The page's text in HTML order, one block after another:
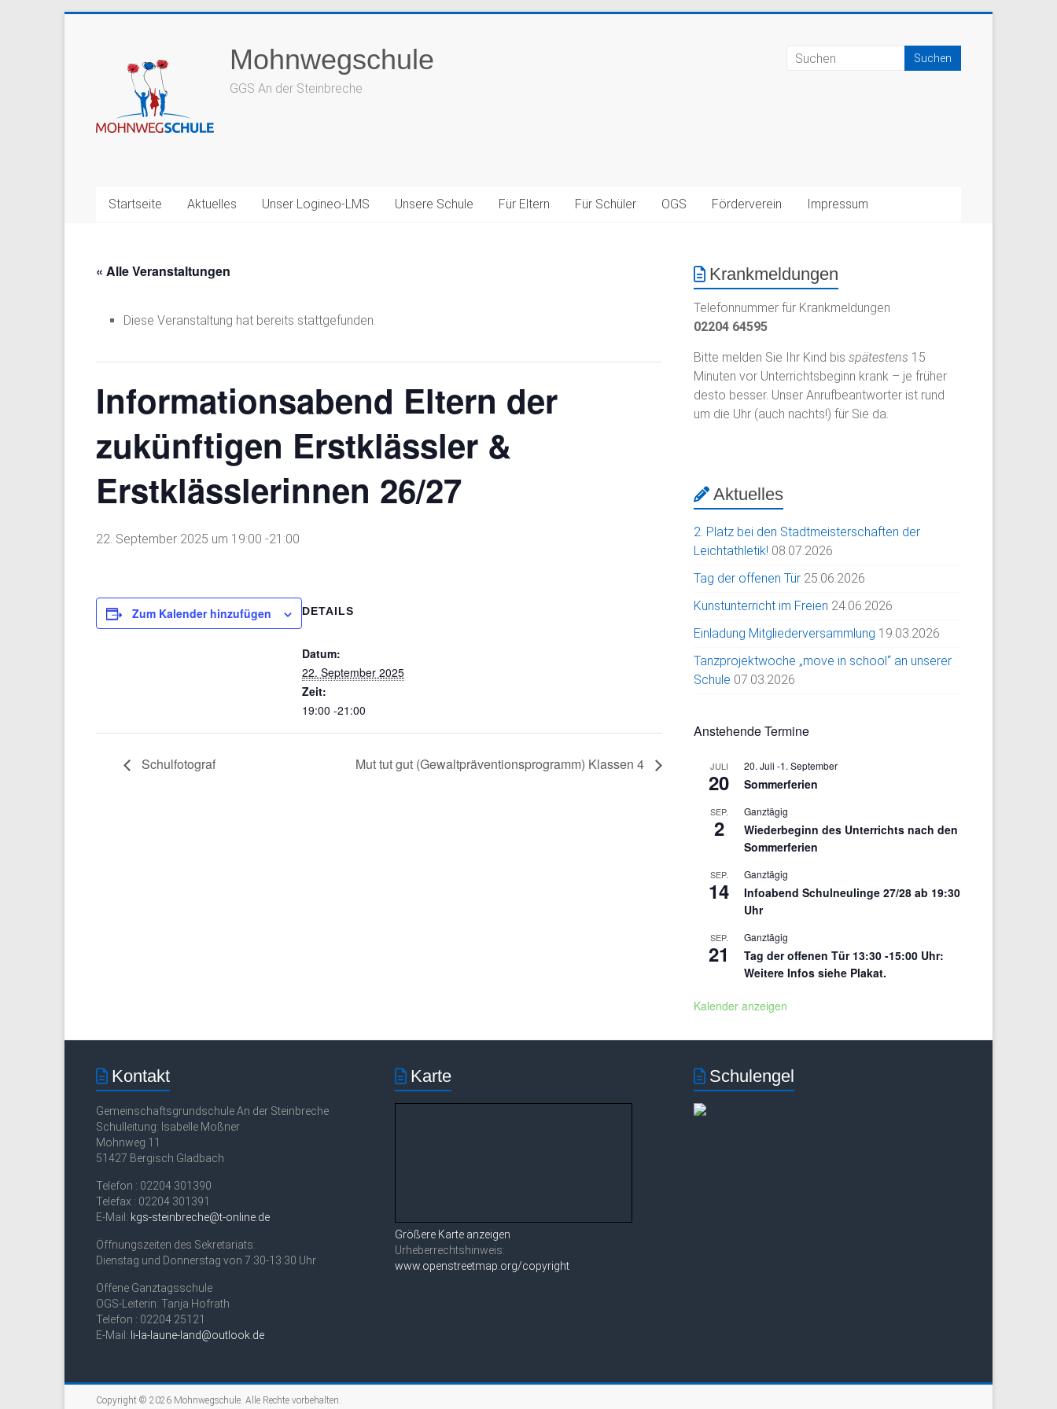
Mohnwegschule
GGS An der Steinbreche
Startseite Aktuelles Unser Logineo-LMS Unsere Schule Für Eltern Für Schüler OGS Förderverein Impressum
« Alle Veranstaltungen
Diese Veranstaltung hat bereits stattgefunden.
Informationsabend Eltern der
zukünftigen Erstklässler &
Erstklässlerinnen 26/27
22. September 2025 um 19:00 -21:00
Zum Kalender hinzufügen DETAILS
Datum:
22. September 2025
Zeit:
19:00 -21:00
Schulfotograf Mut tut gut (Gewaltpräventionsprogramm) Klassen 4
Krankmeldungen
Telefonnummer für Krankmeldungen
02204 64595
Bitte melden Sie Ihr Kind bisspätestens 15
Minuten vor Unterrichtsbeginn krank – je früher
desto besser. Unser Anrufbeantworter ist rund
um die Uhr (auch nachts!) für Sie da.
Aktuelles
2. Platz bei den Stadtmeisterschaften der
Leichtathletik! 08.07.2026
Tag der offenen Tür 25.06.2026
Kunstunterricht im Freien 24.06.2026
Einladung Mitgliederversammlung 19.03.2026
Tanzprojektwoche „move in school“ an unserer
Schule 07.03.2026
Anstehende Termine
JULI
20
20. Juli -1. September
Sommerferien
SEP.
2
Ganztägig
Wiederbeginn des Unterrichts nach den
Sommerferien
SEP.
14
Ganztägig
Infoabend Schulneulinge 27/28 ab 19:30
Uhr
SEP.
21
Ganztägig
Tag der offenen Tür 13:30 -15:00 Uhr:
Weitere Infos siehe Plakat.
Kalender anzeigen
Kontakt
Gemeinschaftsgrundschule An der Steinbreche
Schulleitung: Isabelle Moßner
Mohnweg 11
51427 Bergisch Gladbach
Telefon : 02204 301390
Telefax : 02204 301391
E-Mail: kgs-steinbreche@t-online.de
Öffnungszeiten des Sekretariats:
Dienstag und Donnerstag von 7:30-13:30 Uhr
Offene Ganztagsschule
OGS-Leiterin: Tanja Hofrath
Telefon : 02204 25121
E-Mail: li-la-laune-land@outlook.de
Karte
Größere Karte anzeigen
Urheberrechtshinweis:
www.openstreetmap.org/copyright
Schulengel
Copyright © 2026 Mohnwegschule. Alle Rechte vorbehalten.